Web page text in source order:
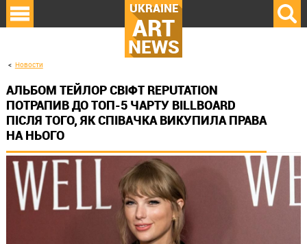
UKRAINE
ART
NEWS
Новости
АЛЬБОМ ТЕЙЛОР СВІФТ REPUTATION
ПОТРАПИВ ДО ТОП-5 ЧАРТУ BILLBOARD
ПІСЛЯ ТОГО, ЯК СПІВАЧКА ВИКУПИЛА ПРАВА
НА НЬОГО